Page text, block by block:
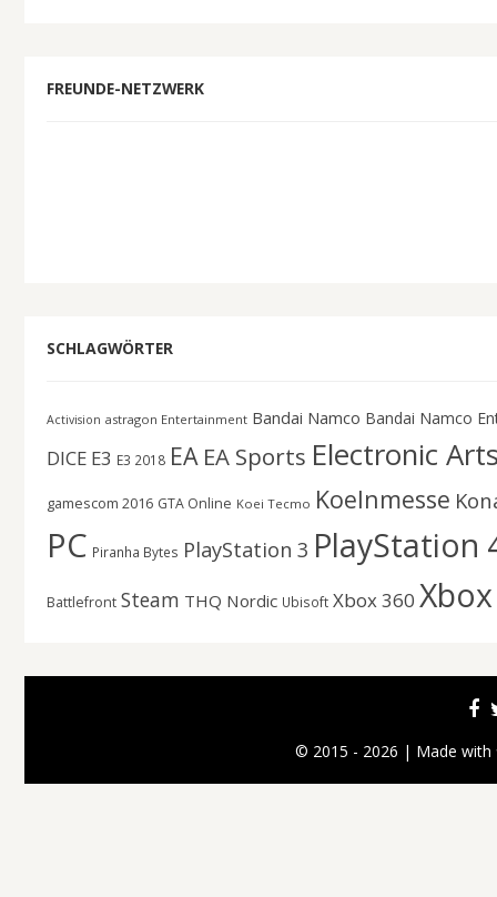
FREUNDE-NETZWERK
SCHLAGWÖRTER
Activision astragon Entertainment Bandai Namco Bandai Namco
DICE E3 E3 2018 EA EA Sports Electronic
gamescom 2016 GTA Online Koei Tecmo Koelnmesse
PC Piranha Bytes PlayStation 3 PlayStation
Battlefront Steam THQ Nordic Ubisoft Xbox 360
© 2015 - 2026 | Made